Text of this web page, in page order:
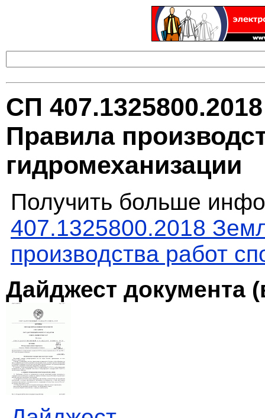
СП
Правила
гидромеханизации
Получить больше
407.1325800.2018
производства работ
Дайджест документа